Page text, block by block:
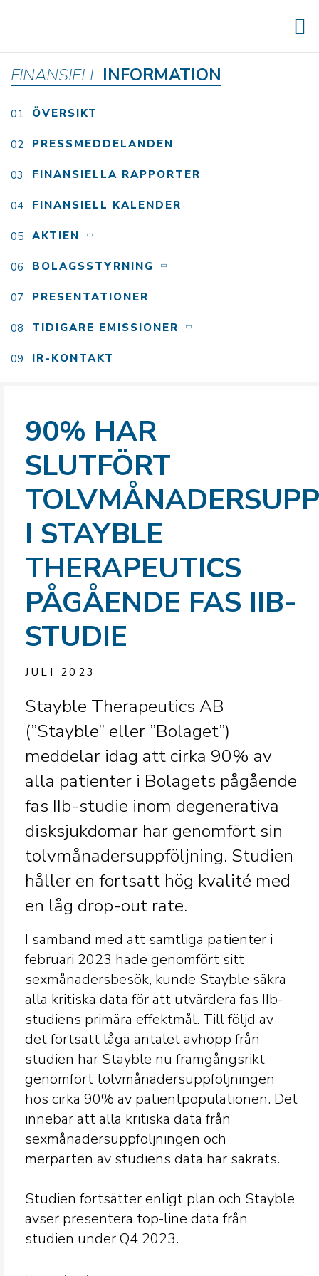
FINANSIELL INFORMATION
ÖVERSIKT
PRESSMEDDELANDEN
FINANSIELLA RAPPORTER
FINANSIELL KALENDER
AKTIEN
BOLAGSSTYRNING
PRESENTATIONER
TIDIGARE EMISSIONER
IR-KONTAKT
90% HAR
SLUTFÖRT
I STAYBLE
THERAPEUTICS
PÅGÅENDE FAS IIB-
STUDIE
JULI 2023
Stayble Therapeutics AB
(”Stayble” eller ”Bolaget”)
meddelar idag att cirka 90% av
alla patienter i Bolagets pågående
fas IIb-studie inom degenerativa
disksjukdomar har genomfört sin
tolvmånadersuppföljning. Studien
håller en fortsatt hög kvalité med
en låg drop-out rate.
I samband med att samtliga patienter i
februari 2023 hade genomfört sitt
sexmånadersbesök, kunde Stayble säkra
alla kritiska data för att utvärdera fas IIb-
studiens primära effektmål. Till följd av
det fortsatt låga antalet avhopp från
studien har Stayble nu framgångsrikt
genomfört tolvmånadersuppföljningen
hos cirka 90% av patientpopulationen. Det
innebär att alla kritiska data från
sexmånadersuppföljningen och
merparten av studiens data har säkrats.
Studien fortsätter enligt plan och Stayble
avser presentera top-line data från
studien under Q4 2023.